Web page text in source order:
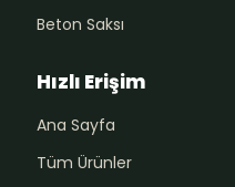
Beton Saksı
Hızlı Erişim
Ana Sayfa
Tüm Ürünler